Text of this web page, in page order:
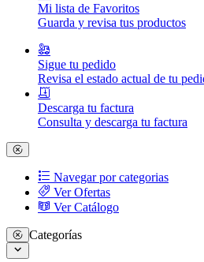
Mi lista de Favoritos
Guarda y revisa tus productos
Sigue tu pedido
Revisa el estado actual de tu
Descarga tu factura
Consulta y descarga tu factura
Navegar por categorias
Ver Ofertas
Ver Catálogo
Categorías